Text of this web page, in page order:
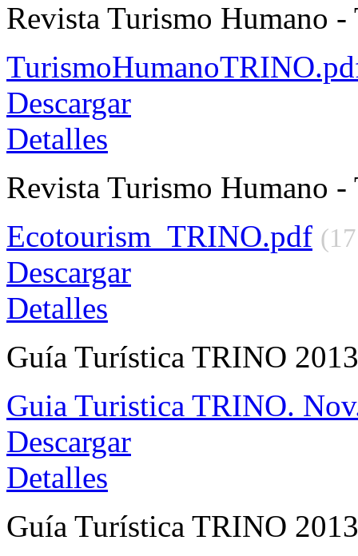
Revista Turismo Humano
Descargar
Detalles
Revista Turismo Humano
Ecotourism_TRINO.pdf
Descargar
Detalles
Guía Turística TRINO 2013
Guia Turistica TRINO.
Descargar
Detalles
Guía Turística TRINO